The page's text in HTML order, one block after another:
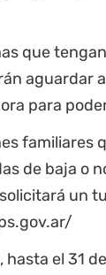
que
aguardar
para
familiares
de baja o
un
hasta el 31